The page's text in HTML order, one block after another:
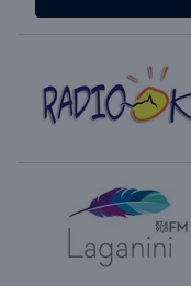
subtitles
subtitles
settings
selected